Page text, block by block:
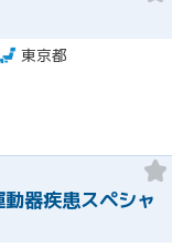
東京都
器疾患スペシャ